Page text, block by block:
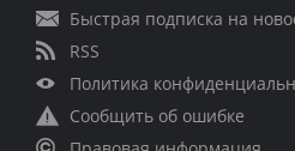
Быстрая подписка на
RSS
Политика
Сообщить об ошибке